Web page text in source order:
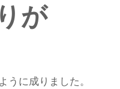
が
うに成りました。